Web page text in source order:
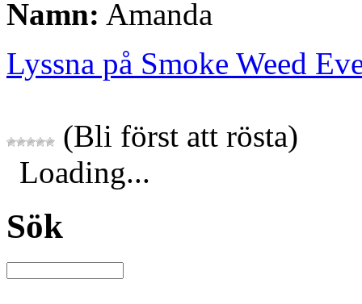
Namn: Amanda
Lyssna på Smoke Weed
(Bli först att rösta)
Loading...
Sök